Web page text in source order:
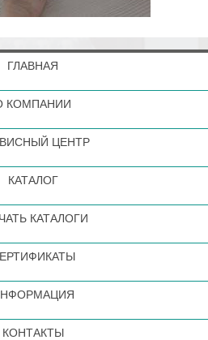
ГЛАВНАЯ
КОМПАНИИ
ЦЕНТР
КАТАЛОГ
КАТАЛОГИ
КОНТАКТЫ